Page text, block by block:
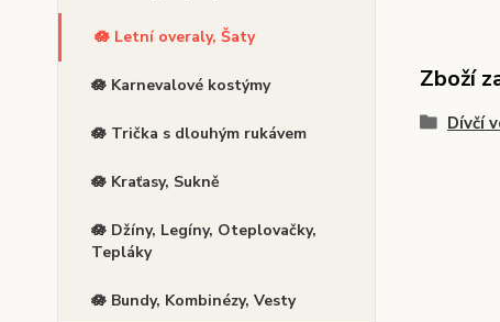
🪷 Letní overaly, Šaty
🪷 Karnevalové kostýmy
🪷 Trička s dlouhým rukávem
🪷 Kraťasy, Sukně
🪷 Džíny, Legíny, Oteplovačky,
Tepláky
🪷 Bundy, Kombinézy, Vesty
Zboží
Dívčí